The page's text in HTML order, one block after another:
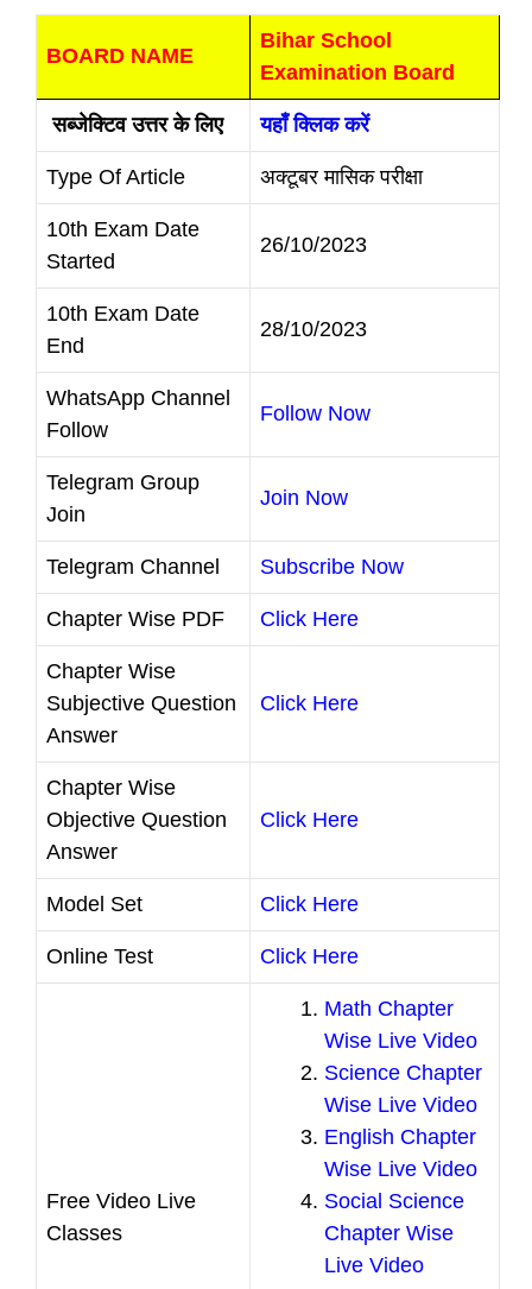
BOARD NAME
Bihar School
Examination Board
सब्जेक्टिव उत्तर के लिए यहाँ क्लिक करें
Type Of Article अक्टूबर मासिक परीक्षा
10th Exam Date
Started
26/10/2023
10th Exam Date
End
28/10/2023
WhatsApp Channel
Follow
Follow Now
Telegram Group
Join
Join Now
Telegram Channel Subscribe Now
Chapter Wise PDF Click Here
Chapter Wise
Subjective Question
Answer
Click Here
Chapter Wise
Objective Question
Answer
Click Here
Model Set Click Here
Online Test Click Here
Free Video Live
Classes
Math Chapter
Wise Live Video
Science Chapter
Wise Live Video
English Chapter
Wise Live Video
Social Science
Chapter Wise
Live Video